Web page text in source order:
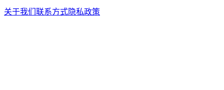
关于我们联系方式隐私政策